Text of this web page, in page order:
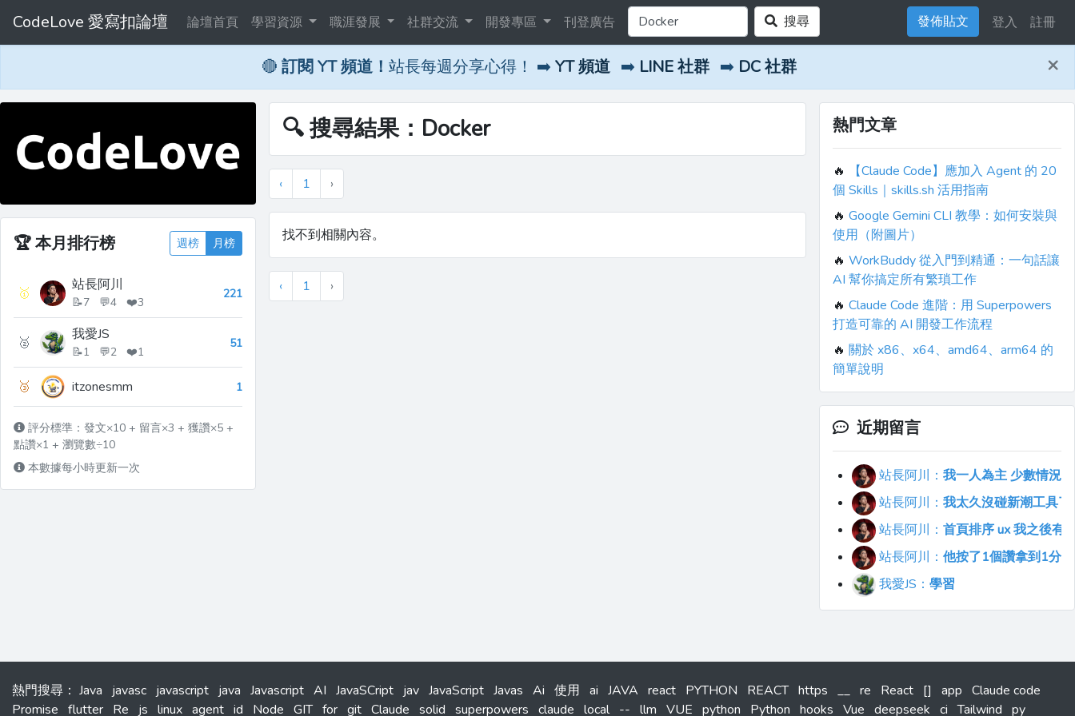
CodeLove 愛寫扣論壇 論壇首頁 學習資源 職涯發展 社群交流 開發專區 刊登廣告 搜尋 發佈貼文 登入 註冊
🔴 訂閱 YT 頻道！ 站長每週分享心得！ ➡️ YT 頻道 ➡️ LINE 社群 ➡️ DC 社群 ×
🏆本月排行榜 週榜 月榜
🥇 站長阿川
📝7 💬4 ❤️3
221
🥈 我愛JS
📝1 💬2 ❤️1
51
🥉 itzonesmm 1
評分標準：發文×10 + 留言×3 + 獲讚×5 +
點讚×1 + 瀏覽數÷10
本數據每小時更新一次
🔍 搜尋結果：Docker
‹ 1 ›
找不到相關內容。
‹ 1 ›
熱門文章
🔥
【Claude Code】應加入 Agent 的 20
個 Skills｜skills.sh 活用指南
🔥 Google Gemini CLI 教學：如何安裝與
使用（附圖片）
🔥 WorkBuddy 從入門到精通：一句話讓
AI 幫你搞定所有繁瑣工作
🔥 Claude Code 進階：用 Superpowers
打造可靠的 AI 開發工作流程
🔥 關於 x86、x64、amd64、arm64 的
簡單說明
近期留言
站長阿川： 我一人為主 少數情況
站長阿川： 我太久沒碰新潮工具了
站長阿川： 首頁排序 ux 我之後有
站長阿川： 他按了1個讚拿到1分
我愛JS： 學習
熱門搜尋 ： Java javasc javascript java Javascript AI JavaSCript jav JavaScript Javas Ai 使用 ai JAVA react PYTHON REACT https __ re React [] app Claude code
Promise flutter Re js linux agent id Node GIT for git Claude solid superpowers claude local -- llm VUE python Python hooks Vue deepseek ci Tailwind py